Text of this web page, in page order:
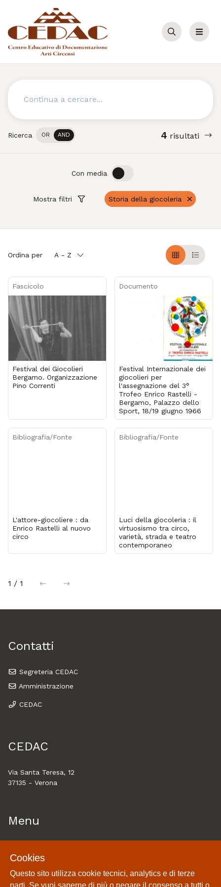
Cerca Menu
Cerca
Ricerca OR AND 4 risultati
Mostra filtri Storia della giocoleria
Con media OFF
Ordina per A - Z
GrigliaTable
Fascicolo
Festival dei Giocolieri
Bergamo. Organizzazione
Pino Correnti
Documento
Festival Internazionale dei
giocolieri per
l'assegnazione del 3°
Trofeo Enrico Rastelli -
Bergamo, Palazzo dello
Sport, 18/19 giugno 1966
Bibliografia/Fonte
L'attore-giocoliere : da
Enrico Rastelli al nuovo
circo
Bibliografia/Fonte
Luci della giocoleria : il
virtuosismo tra circo,
varietà, strada e teatro
contemporaneo
1 / 1 precedentesuccessiva
Contatti
Segreteria CEDAC
Amministrazione
CEDAC
CEDAC
Via Santa Teresa, 12
37135 - Verona
Menu
Esplora
Historytelling
Cookies
Questo sito utilizza cookie tecnici, analytics e di terze
parti. Se vuoi saperne di più o negare il consenso a tutti o